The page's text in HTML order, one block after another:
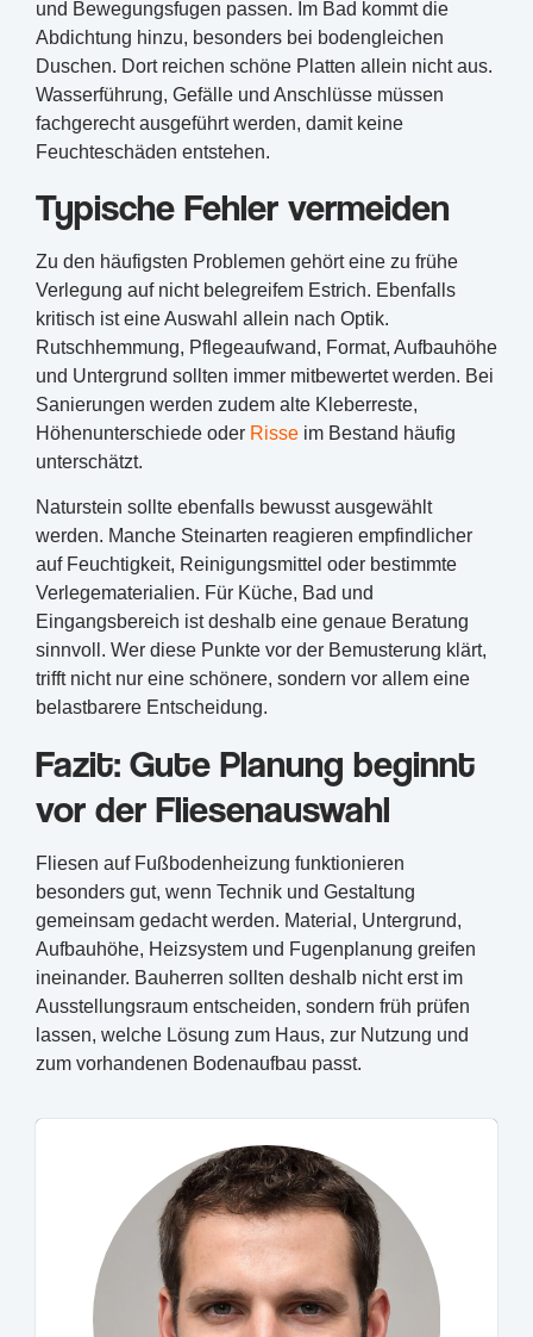
und Bewegungsfugen passen. Im Bad kommt die
Abdichtung hinzu, besonders bei bodengleichen
Duschen. Dort reichen schöne Platten allein nicht aus.
Wasserführung, Gefälle und Anschlüsse müssen
fachgerecht ausgeführt werden, damit keine
Feuchteschäden entstehen.
Typische Fehler vermeiden
Zu den häufigsten Problemen gehört eine zu frühe
Verlegung auf nicht belegreifem Estrich. Ebenfalls
kritisch ist eine Auswahl allein nach Optik.
Rutschhemmung, Pflegeaufwand, Format, Aufbauhöhe
und Untergrund sollten immer mitbewertet werden. Bei
Sanierungen werden zudem alte Kleberreste,
Höhenunterschiede oder Risse im Bestand häufig
unterschätzt.
Naturstein sollte ebenfalls bewusst ausgewählt
werden. Manche Steinarten reagieren empfindlicher
auf Feuchtigkeit, Reinigungsmittel oder bestimmte
Verlegematerialien. Für Küche, Bad und
Eingangsbereich ist deshalb eine genaue Beratung
sinnvoll. Wer diese Punkte vor der Bemusterung klärt,
trifft nicht nur eine schönere, sondern vor allem eine
belastbarere Entscheidung.
Fazit: Gute Planung beginnt
vor der Fliesenauswahl
Fliesen auf Fußbodenheizung funktionieren
besonders gut, wenn Technik und Gestaltung
gemeinsam gedacht werden. Material, Untergrund,
Aufbauhöhe, Heizsystem und Fugenplanung greifen
ineinander. Bauherren sollten deshalb nicht erst im
Ausstellungsraum entscheiden, sondern früh prüfen
lassen, welche Lösung zum Haus, zur Nutzung und
zum vorhandenen Bodenaufbau passt.